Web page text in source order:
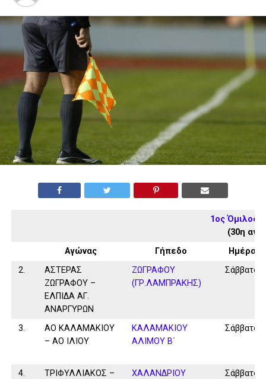
1ος Όμιλος
(30η
Αγώνας
Γήπεδο
Ημέρα
2.
ΑΣΤΕΡΑΣ
ΖΩΓΡΑΦΟΥ –
ΕΛΠΙΔΑ ΑΓ.
ΑΝΑΡΓΥΡΩΝ
ΖΩΓΡΑΦΟΥ
(ΓΡ.ΛΑΜΠΡΑΚΗΣ)
Σάββατο
3.
ΑΟ ΚΑΛΑΜΑΚΙΟΥ
– ΑΟ ΙΛΙΟΥ
ΚΑΛΑΜAKIOY
ΑΛΙΜΟΥ Β΄
Σάββατο
4.
ΤΡΙΦΥΛΛΙΑΚΟΣ –
ΧΑΛΑΝΔΡΙΟΥ Σάββατο